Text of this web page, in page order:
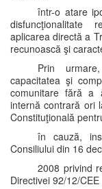
într-o atare
disfuncţionalitate
aplicarea directă a
recunoască şi
Prin
capacitatea şi
comunitare fără a
internă contrară ori
Constituţională
în cauză,
Consiliului din 16
2008 privind
Directivei 92/12/